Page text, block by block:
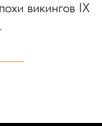
викингов IX